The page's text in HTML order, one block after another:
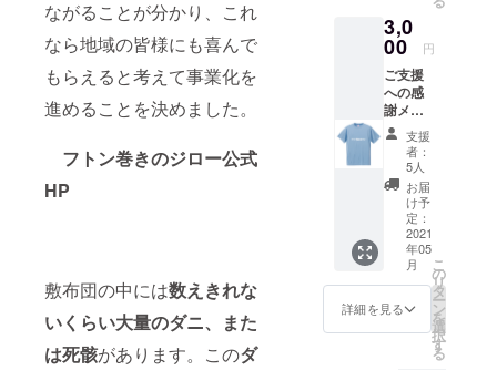
ながることが分かり、これ
なら地域の皆様にも喜んで
もらえると考えて事業化を
進めることを決めました。
フトン巻きのジロー公式
HP
敷布団の中には数えきれな
いくらい大量のダニ、また
は死骸があります。このダ
に５０
０円分
のプリ
ペイド
カード
を提
供！
3,0
00 円
ご支援
への感
謝メー
ル ふと
ん巻き
のジ
ローオ
リジナ
ルTシャ
ザイ
ン・仕
様は変
更にな
る可能
性もご
支援
者：
5人
お届
け予
定：
2021
年05
月
詳細を見る
こ
の
リ
タ
ー
ン
を
選
択
す
る